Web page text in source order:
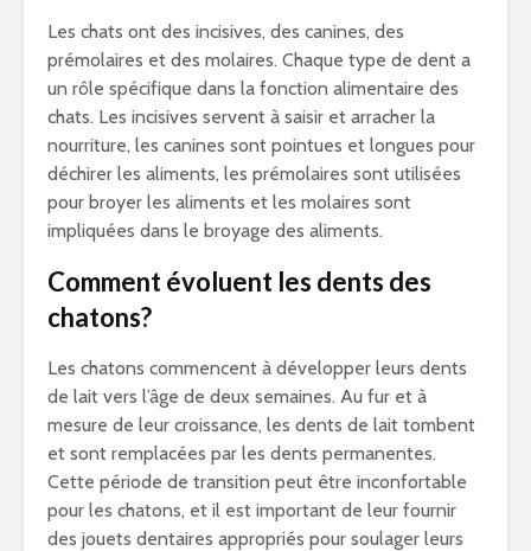
Les chats ont des incisives, des canines, des
prémolaires et des molaires. Chaque type de dent a
un rôle spécifique dans la fonction alimentaire des
chats. Les incisives servent à saisir et arracher la
nourriture, les canines sont pointues et longues pour
déchirer les aliments, les prémolaires sont utilisées
pour broyer les aliments et les molaires sont
impliquées dans le broyage des aliments.
Comment évoluent les dents des
chatons?
Les chatons commencent à développer leurs dents
de lait vers l’âge de deux semaines. Au fur et à
mesure de leur croissance, les dents de lait tombent
et sont remplacées par les dents permanentes.
Cette période de transition peut être inconfortable
pour les chatons, et il est important de leur fournir
des jouets dentaires appropriés pour soulager leurs